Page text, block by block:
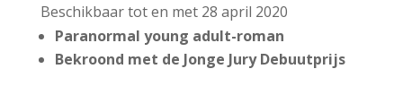
Beschikbaar tot en met 28 april 2020
Paranormal young adult-roman
Bekroond met de Jonge Jury Debuutprijs